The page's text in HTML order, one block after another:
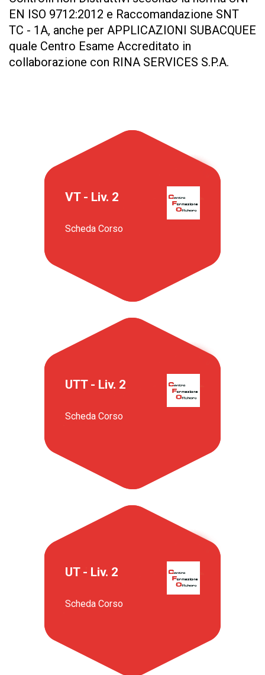
EN ISO 9712:2012 e Raccomandazione SNT
TC - 1A, anche per APPLICAZIONI SUBACQUEE
quale Centro Esame Accreditato in
collaborazione con RINA SERVICES S.P.A.
VT - Liv. 2
Scheda Corso
UTT - Liv. 2
Scheda Corso
UT - Liv. 2
Scheda Corso